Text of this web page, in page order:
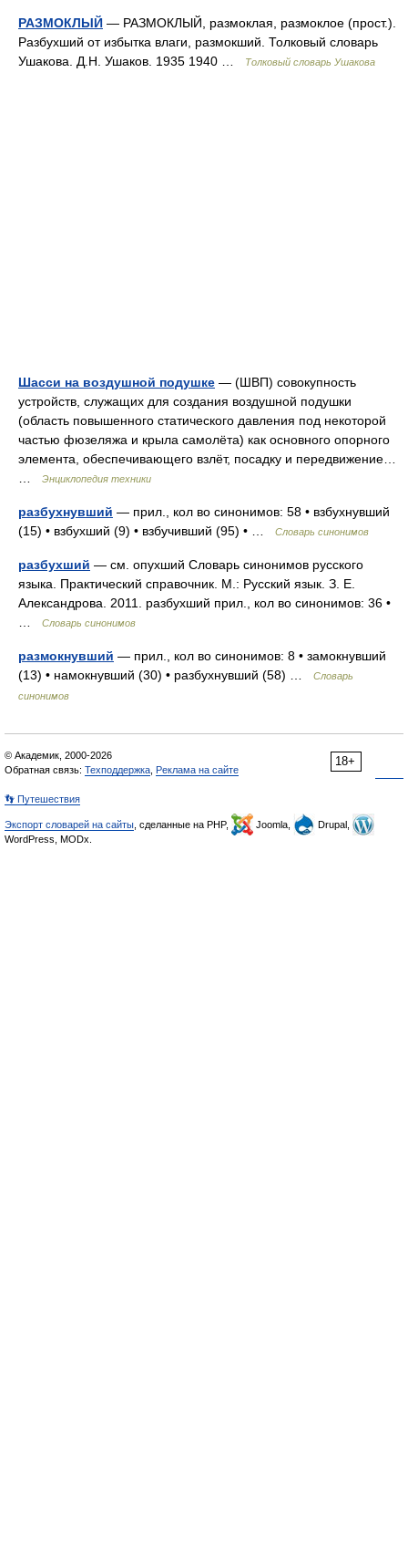
РАЗМОКЛЫЙ — РАЗМОКЛЫЙ, размоклая, размоклое (прост.).
Разбухший от избытка влаги, размокший. Толковый словарь
Ушакова. Д.Н. Ушаков. 1935 1940 …
Толковый словарь Ушакова
Шасси на воздушной подушке — (ШВП) совокупность
устройств, служащих для создания воздушной подушки
(область повышенного статического давления под некоторой
частью фюзеляжа и крыла самолёта) как основного опорного
элемента, обеспечивающего взлёт, посадку и передвижение…
Энциклопедия техники
разбухнувший — прил., кол во синонимов: 58 • взбухнувший
(15) • взбухший (9) • взбучивший (95) • …
Словарь синонимов
разбухший — см. опухший Словарь синонимов русского
языка. Практический справочник. М.: Русский язык. З. Е.
Александрова. 2011. разбухший прил., кол во синонимов: 36 •
Словарь синонимов
размокнувший — прил., кол во синонимов: 8 • замокнувший
(13) • намокнувший (30) • разбухнувший (58) …
Словарь
синонимов
18+
© Академик, 2000-2026
Обратная связь: Техподдержка Реклама на сайте
👣 Путешествия
Экспорт словарей на сайты , сделанные на PHP, Joomla,
Drupal,
WordPress, MODx.